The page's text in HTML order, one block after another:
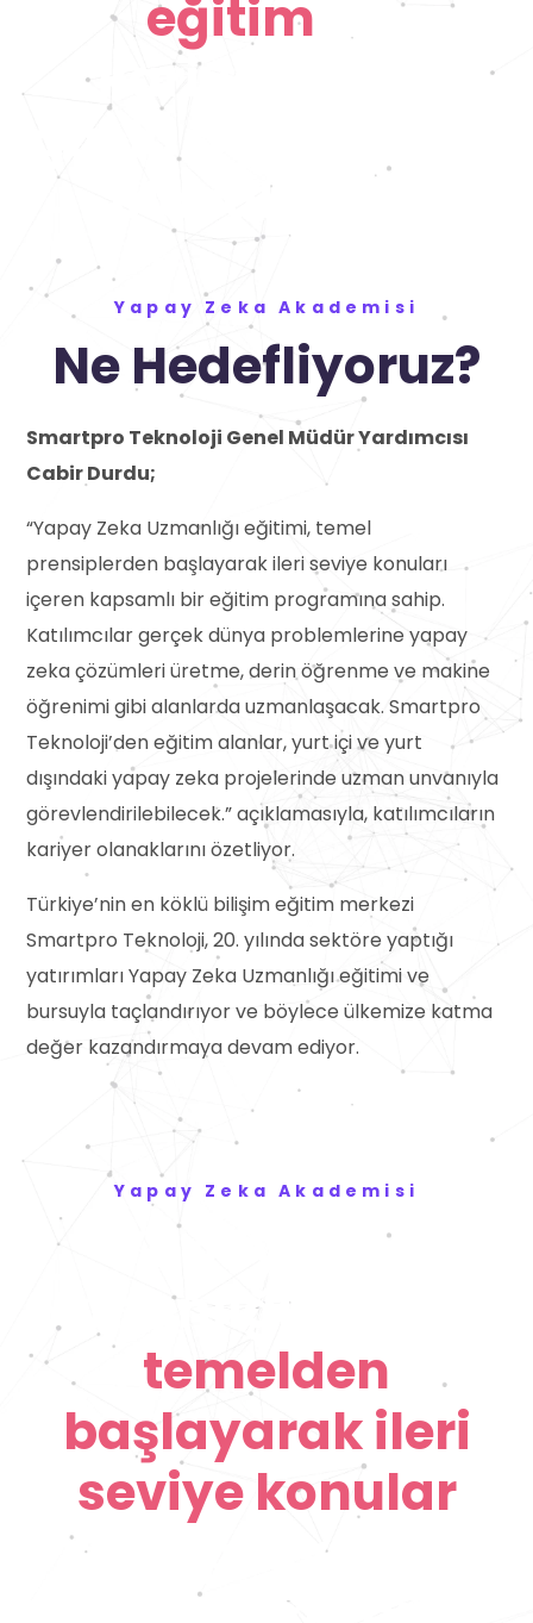
eğitim ile
kariyerinizde
güçlü adımı atmış
olacaksınız.
Yapay Zeka Akademisi
Ne Hedefliyoruz?
Smartpro Teknoloji Genel Müdür Yardımcısı
Cabir Durdu;
“Yapay Zeka Uzmanlığı eğitimi, temel
prensiplerden başlayarak ileri seviye konuları
içeren kapsamlı bir eğitim programına sahip.
Katılımcılar gerçek dünya problemlerine yapay
zeka çözümleri üretme, derin öğrenme ve makine
öğrenimi gibi alanlarda uzmanlaşacak. Smartpro
Teknoloji’den eğitim alanlar, yurt içi ve yurt
dışındaki yapay zeka projelerinde uzman unvanıyla
görevlendirilebilecek.” açıklamasıyla, katılımcıların
kariyer olanaklarını özetliyor.
Türkiye’nin en köklü bilişim eğitim merkezi
Smartpro Teknoloji, 20. yılında sektöre yaptığı
yatırımları Yapay Zeka Uzmanlığı eğitimi ve
bursuyla taçlandırıyor ve böylece ülkemize katma
değer kazandırmaya devam ediyor.
Yapay Zeka Akademisi
Yapay Zeka
Uzmanlığı eğitimi,
temelden
başlayarak ileri
seviye konular
kapsayan